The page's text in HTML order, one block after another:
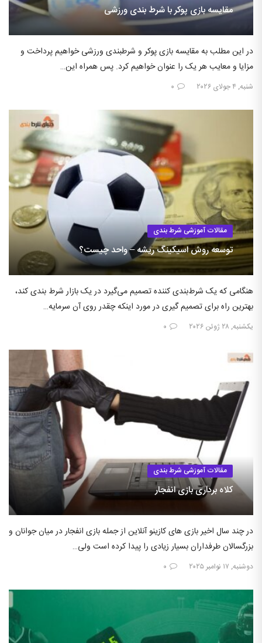
مقایسه بازی پوکر با شرط بندی ورزشی
در این مطلب به مقایسه بازی پوکر و شرطبندی ورزشی خواهیم پرداخت و
مزایا و معایب هر یک را عنوان خواهیم کرد. پس همراه این…
شنبه, ۴ جولای ۲۰۲۶ ۰
مقالات آموزشی شرط بندی
توسعه روش اسیکینگ ریشه – واحد چیست؟
هنگامی که یک شرط‌بندی کننده تصمیم می‌گیرد در یک بازار شرط بندی کند،
بهترین راه برای تصمیم گیری در مورد اینکه چقدر روی آن سرمایه…
یکشنبه, ۲۸ ژوئن ۲۰۲۶ ۰
مقالات آموزشی شرط بندی
کلاه برداری بازی انفجار
در چند سال اخیر بازی های کازینو آنلاین از جمله بازی انفجار در میان جوانان و
بزرگسالان طرفداران بسیار زیادی را پیدا کرده است ولی…
دوشنبه, ۱۷ نوامبر ۲۰۲۵ ۰